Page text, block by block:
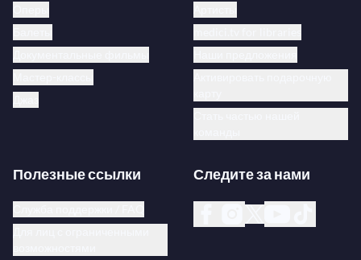
Полезные ссылки Следите за нами